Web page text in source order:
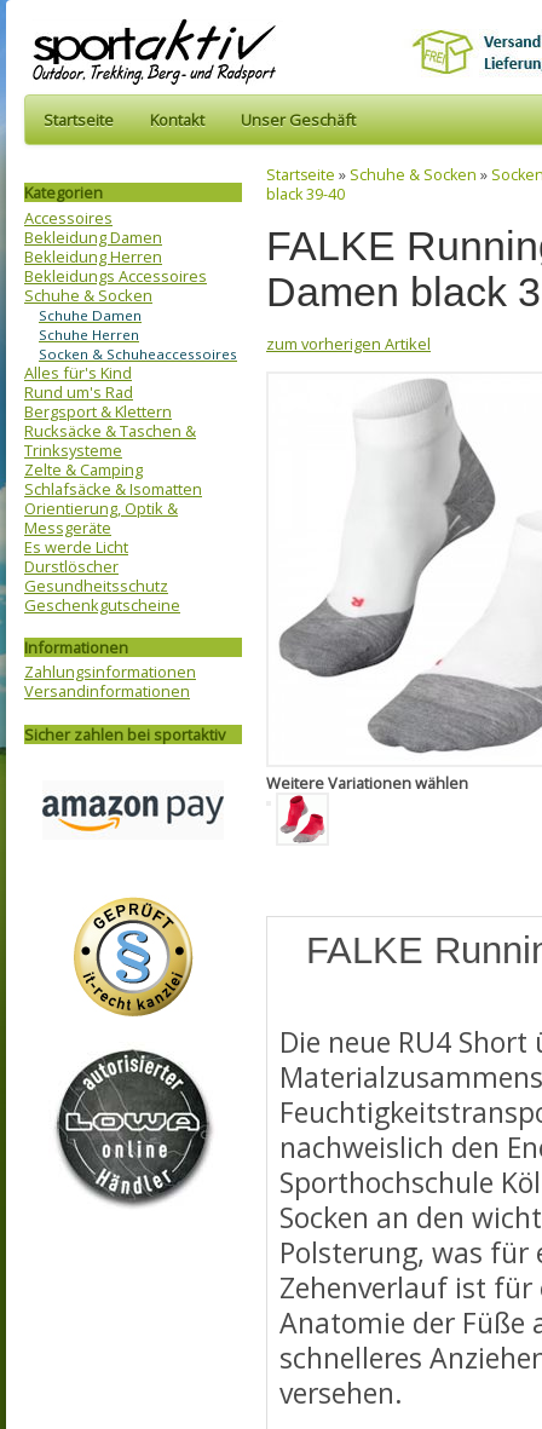
Startseite Kontakt Unser Geschäft
Startseite » Schuhe & Socken »
black 39-40
FALKE
Damen black
zum vorherigen Artikel
Weitere Variationen wählen
FALKE
Die neue RU4
nachweislich den
Sporthochschule
Socken an den
Polsterung, was
Zehenverlauf ist
Anatomie der Füße
schnelleres
versehen.
Kategorien
Accessoires
Bekleidung Damen
Bekleidung Herren
Bekleidungs Accessoires
Schuhe & Socken
Schuhe Damen
Schuhe Herren
Socken & Schuheaccessoires
Alles für's Kind
Rund um's Rad
Bergsport & Klettern
Rucksäcke & Taschen &
Trinksysteme
Zelte & Camping
Schlafsäcke & Isomatten
Orientierung, Optik &
Messgeräte
Es werde Licht
Durstlöscher
Gesundheitsschutz
Geschenkgutscheine
Informationen
Zahlungsinformationen
Versandinformationen
Sicher zahlen bei sportaktiv